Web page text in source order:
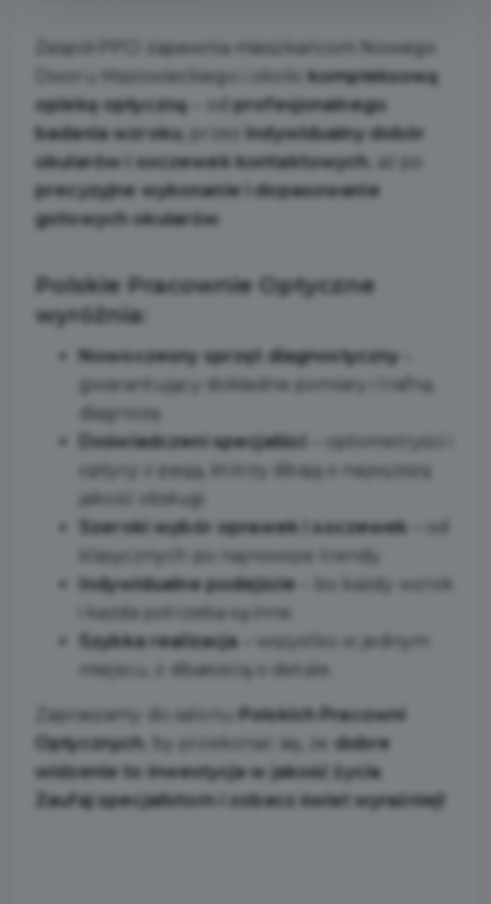
Zespół PPO zapewnia mieszkańcom Nowego
Dworu Mazowieckiego i okolic kompleksową
opiekę optyczną
profesjonalnego
badania wzroku, przez
indywidualny dobór
okularów i soczewek kontaktowych , aż po
precyzyjne wykonanie i dopasowanie
gotowych okularów
Polskie Pracownie Optyczne
wyróżnia:
Nowoczesny sprzęt diagnostyczny
gwarantujący dokładne pomiary i trafną
diagnozę.
Doświadczeni specjaliści
– optometryści i
optycy z pasją, którzy dbają o najwyższą
jakość obsługi.
Szeroki wybór oprawek i soczewek
klasycznych po najnowsze trendy.
Indywidualne podejście – bo każdy wzrok
i każda potrzeba są inne.
Szybka realizacja – wszystko w jednym
miejscu, z dbałością o detale.
Zapraszamy do salonu
Polskich Pracowni
Optycznych , by przekonać się, że dobre
widzenie to inwestycja w jakość życia
Zaufaj specjalistom i zobacz świat wyraźniej!